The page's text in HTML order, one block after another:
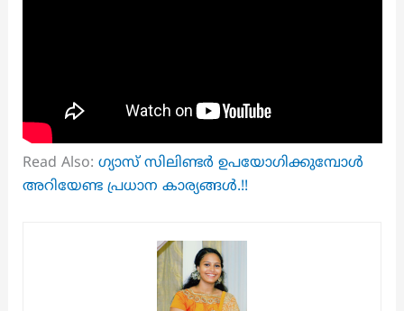
Read Also: ഗ്യാസ് സിലിണ്ടർ ഉപയോഗിക്കുമ്പോൾ
അറിയേണ്ട പ്രധാന കാര്യങ്ങൾ.!!